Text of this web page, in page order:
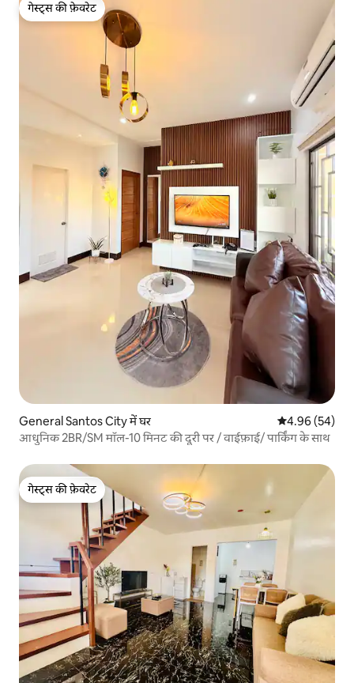
गेस्ट्स की फ़ेवरेट
गेस्ट्स की फ़ेवरेट
General Santos City में घर औसत रेटिंग 5 में
4.96 (54)
आधुनिक 2BR/SM मॉल-10 मिनट की दूरी पर / वाईफ़ाई/ पार्किंग के साथ
गेस्ट्स की फ़ेवरेट
गेस्ट्स की फ़ेवरेट